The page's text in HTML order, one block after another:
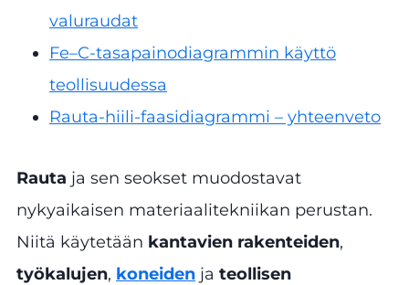
valuraudat
Fe–C-tasapainodiagrammin käyttö
teollisuudessa
Rauta-hiili-faasidiagrammi – yhteenveto
Rauta ja sen seokset muodostavat
nykyaikaisen materiaalitekniikan perustan.
Niitä käytetään kantavien rakenteiden,
työkalujen, koneiden ja teollisen